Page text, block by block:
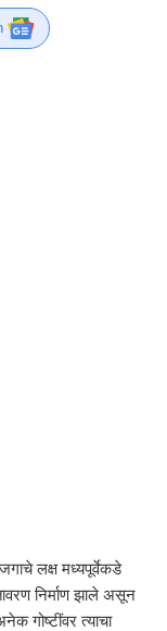
लक्ष मध्यपूर्वेकडे
निर्माण झाले असून
गोष्टींवर त्याचा